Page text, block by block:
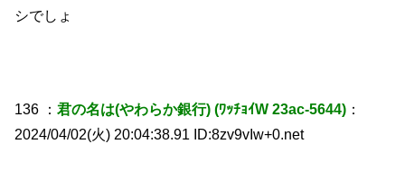
シでしょ
136 ：君の名は(やわらか銀行) (ﾜｯﾁｮｲW 23ac-5644) ：
2024/04/02(火) 20:04:38.91 ID:8zv9vIw+0.net